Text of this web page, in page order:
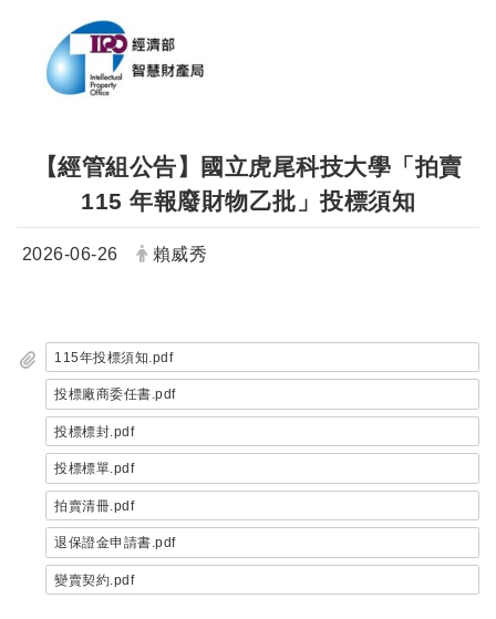
【經管組公告】國立虎尾科技大學「拍賣
115 年報廢財物乙批」投標須知
日期：
2026-06-26 發布者：
賴威秀
115年投標須知.pdf
投標廠商委任書.pdf
投標標封.pdf
投標標單.pdf
拍賣清冊.pdf
退保證金申請書.pdf
變賣契約.pdf